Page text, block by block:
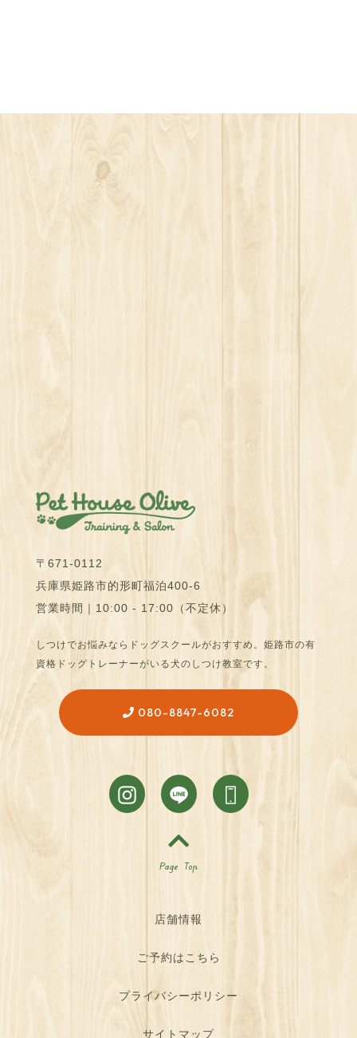
〒671-0112
兵庫県姫路市的形町福泊400-6
営業時間｜10:00 - 17:00（不定休）
しつけでお悩みならドッグスクールがおすすめ。姫路市の有
資格ドッグトレーナーがいる犬のしつけ教室です。
080-8847-6082
Page Top
店舗情報
ご予約はこちら
プライバシーポリシー
サイトマップ